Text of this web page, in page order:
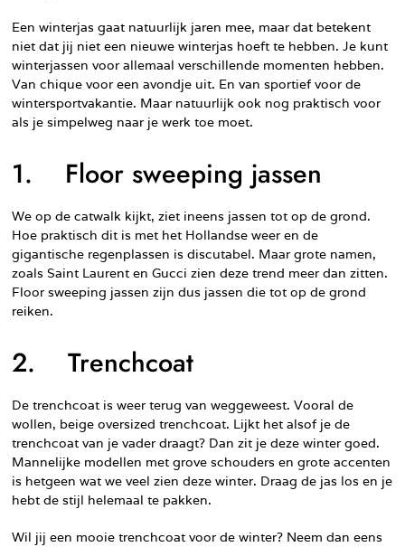
Een winterjas gaat natuurlijk jaren mee, maar dat betekent
niet dat jij niet een nieuwe winterjas hoeft te hebben. Je kunt
winterjassen voor allemaal verschillende momenten hebben.
Van chique voor een avondje uit. En van sportief voor de
wintersportvakantie. Maar natuurlijk ook nog praktisch voor
als je simpelweg naar je werk toe moet.
1. Floor sweeping jassen
We op de catwalk kijkt, ziet ineens jassen tot op de grond.
Hoe praktisch dit is met het Hollandse weer en de
gigantische regenplassen is discutabel. Maar grote namen,
zoals Saint Laurent en Gucci zien deze trend meer dan zitten.
Floor sweeping jassen zijn dus jassen die tot op de grond
reiken.
2. Trenchcoat
De trenchcoat is weer terug van weggeweest. Vooral de
wollen, beige oversized trenchcoat. Lijkt het alsof je de
trenchcoat van je vader draagt? Dan zit je deze winter goed.
Mannelijke modellen met grove schouders en grote accenten
is hetgeen wat we veel zien deze winter. Draag de jas los en je
hebt de stijl helemaal te pakken.
Wil jij een mooie trenchcoat voor de winter? Neem dan eens